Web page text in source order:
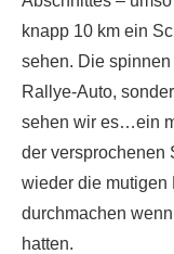
knapp 10 km ein
sehen. Die
Rallye-Auto,
sehen wir es…ein
der versprochenen
wieder die
durchmachen
hatten.